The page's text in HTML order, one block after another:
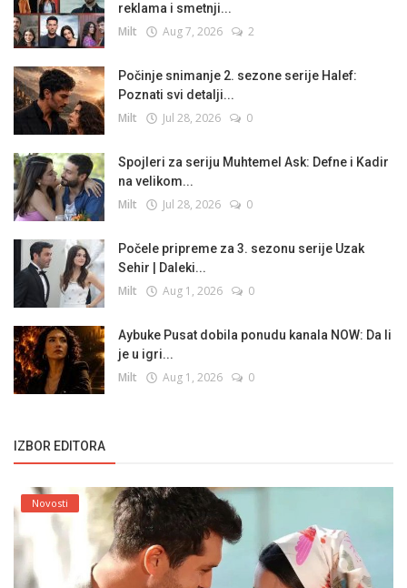
reklama i smetnji...
Milt Aug 7, 2026 2
Počinje snimanje 2. sezone serije Halef:
Poznati svi detalji...
Milt Jul 28, 2026 0
Spojleri za seriju Muhtemel Ask: Defne i Kadir
na velikom...
Milt Jul 28, 2026 0
Počele pripreme za 3. sezonu serije Uzak
Sehir | Daleki...
Milt Aug 1, 2026 0
Aybuke Pusat dobila ponudu kanala NOW: Da li
je u igri...
Milt Aug 1, 2026 0
IZBOR EDITORA
Novosti